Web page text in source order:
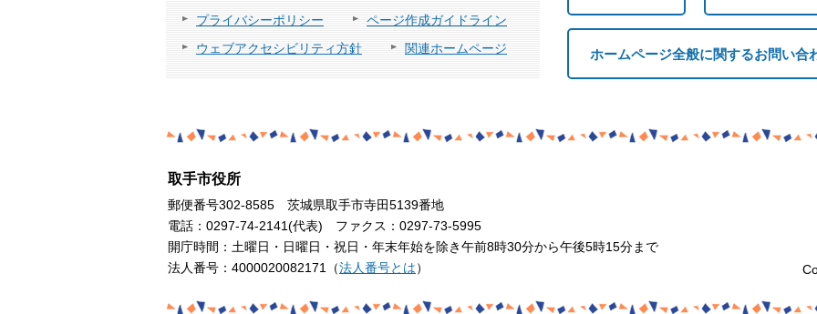
プライバシーポリシー
ページ作成ガイドライン
ウェブアクセシビリティ方針
関連ホームページ ホームページ全般に関するお問い合
取手市役所
郵便番号302-8585 茨城県取手市寺田5139番地
電話：0297-74-2141(代表) ファクス：0297-73-5995
開庁時間：土曜日・日曜日・祝日・年末年始を除き午前8時30分から午後5時15分まで
法人番号：4000020082171（法人番号とは）